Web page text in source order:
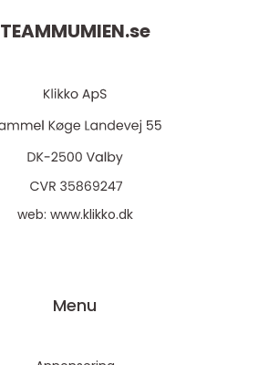
TEAMMUMIEN.se
web: www.klikko.dk
Menu